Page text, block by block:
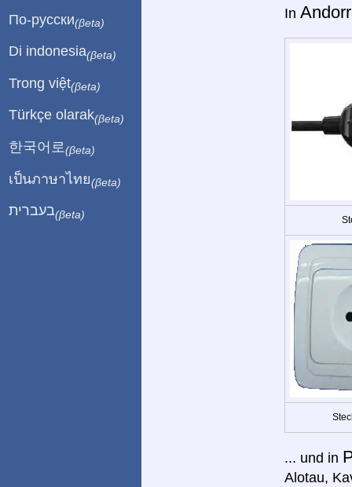
In
... und in
Alotau,
По-русски(βeta)
Di indonesia(βeta)
Trong việt(βeta)
Türkçe olarak(βeta)
한국어로 (βeta)
เป็นภาษาไทย(βeta)
בעברית(βeta)